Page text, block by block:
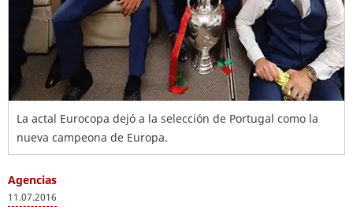
La actal Eurocopa dejó a la selección de Portugal como la
nueva campeona de Europa.
Agencias
11.07.2016